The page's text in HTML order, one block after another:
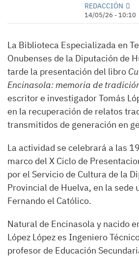
REDACCIÓN
14/05/26 - 10:10
La Biblioteca Especializada en
Onubenses de la Diputación de
tarde la presentación del libro
Encinasola: memoria de
escritor e investigador Tomás
en la recuperación de relatos
transmitidos de generación en
La actividad se celebrará a las
marco del X Ciclo de
por el Servicio de Cultura de la
Provincial de Huelva, en la sede
Fernando el Católico.
Natural de Encinasola y nacido
López López es Ingeniero
profesor de Educación